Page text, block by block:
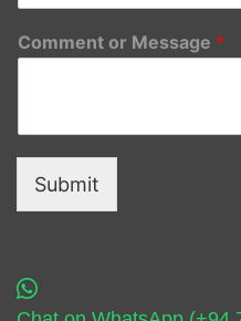
Comment or Message *
Submit